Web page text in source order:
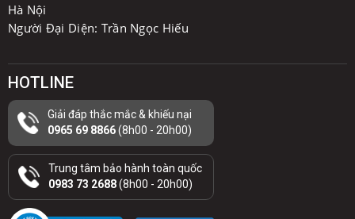
Hà Nội
Người Đại Diện: Trần Ngọc Hiếu
HOTLINE
Giải đáp thắc mắc & khiếu nại
0965 69 8866(8h00 - 20h00)
Trung tâm bảo hành toàn quốc
0983 73 2688(8h00 - 20h00)